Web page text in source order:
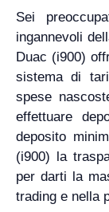
Sei
ingannevoli
Duac (i900)
sistema di
spese
effettuare
deposito
(i900) la
per darti la
trading e nella